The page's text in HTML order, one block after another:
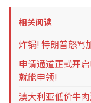
相关阅读
炸锅! 特朗普怒骂
申请通道正式开
就能申领!
澳大利亚低价牛